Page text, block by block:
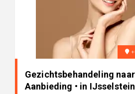
Gezichtsbehandeling
Aanbieding • in IJsselstein